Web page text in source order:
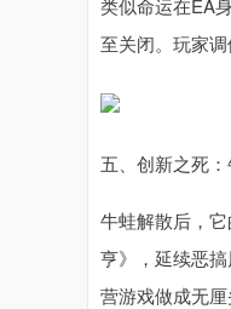
类似命运在EA
至关闭。玩家调
五、创新之死
牛蛙解散后，
亨》，延续恶
营游戏做成无厘